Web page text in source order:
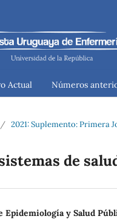
Actual Números
/ 2021: Suplemento: Primera
de
Epidemiología y Salud